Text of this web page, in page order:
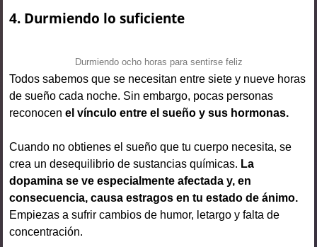
4. Durmiendo lo suficiente
Durmiendo ocho horas para sentirse feliz
Todos sabemos que se necesitan entre siete y nueve horas
de sueño cada noche. Sin embargo, pocas personas
reconocen el vínculo entre el sueño y sus hormonas.
Cuando no obtienes el sueño que tu cuerpo necesita, se
crea un desequilibrio de sustancias químicas. La
dopamina se ve especialmente afectada y, en
consecuencia, causa estragos en tu estado de ánimo.
Empiezas a sufrir cambios de humor, letargo y falta de
concentración.